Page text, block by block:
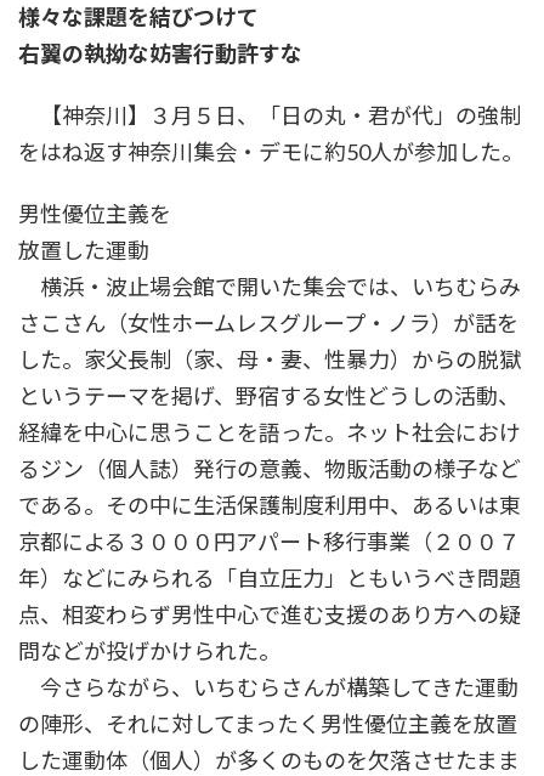
新
時
様々な課題を結びつけて
右翼の執拗な妨害行動許すな
【神奈川】３月５日、「日の丸・君が代」の強制
をはね返す神奈川集会・デモに約50人が参加した。
男性優位主義を
放置した運動
横浜・波止場会館で開いた集会では、いちむらみ
さこさん（女性ホームレスグループ・ノラ）が話を
した。家父長制（家、母・妻、性暴力）からの脱獄
というテーマを掲げ、野宿する女性どうしの活動、
経緯を中心に思うことを語った。ネット社会におけ
るジン（個人誌）発行の意義、物販活動の様子など
である。その中に生活保護制度利用中、あるいは東
京都による３０００円アパート移行事業（２００７
年）などにみられる「自立圧力」ともいうべき問題
点、相変わらず男性中心で進む支援のあり方への疑
問などが投げかけられた。
今さらながら、いちむらさんが構築してきた運動
の陣形、それに対してまったく男性優位主義を放置
した運動体（個人）が多くのものを欠落させたまま